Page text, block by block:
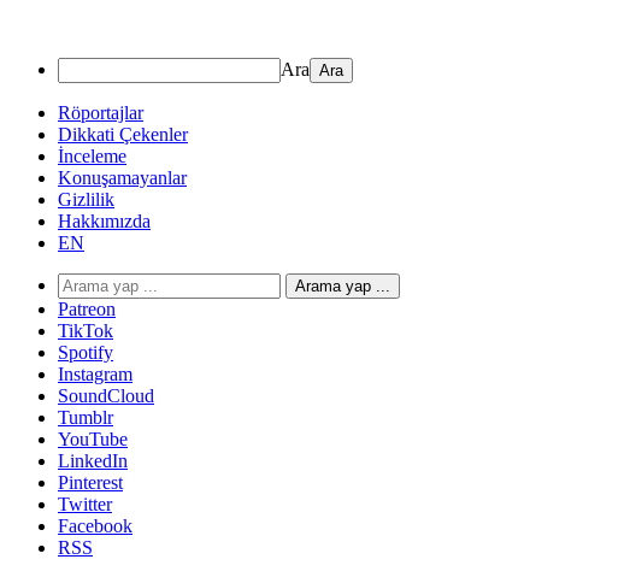
Ara
Röportajlar
Dikkati Çekenler
İnceleme
Konuşamayanlar
Gizlilik
Hakkımızda
EN
Arama yap ...
Patreon
TikTok
Spotify
Instagram
SoundCloud
Tumblr
YouTube
LinkedIn
Pinterest
Twitter
Facebook
RSS